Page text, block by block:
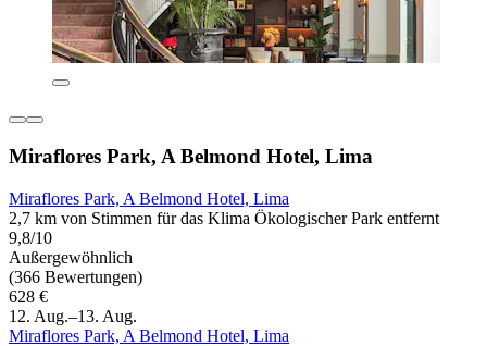
Miraflores Park, A Belmond Hotel, Lima
Miraflores Park, A Belmond Hotel, Lima
2,7 km von Stimmen für das Klima Ökologischer Park entfernt
9,8/10
Außergewöhnlich
(366 Bewertungen)
628 €
12. Aug.–13. Aug.
Miraflores Park, A Belmond Hotel, Lima